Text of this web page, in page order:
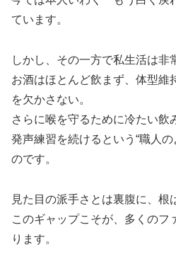
ています。
しかし、その一方で私生活は非
お酒はほとんど飲まず、体型維
を欠かさない。
さらに喉を守るために冷たい飲
発声練習を続けるという“職人
のです。
見た目の派手さとは裏腹に、根
このギャップこそが、多くのフ
ります。